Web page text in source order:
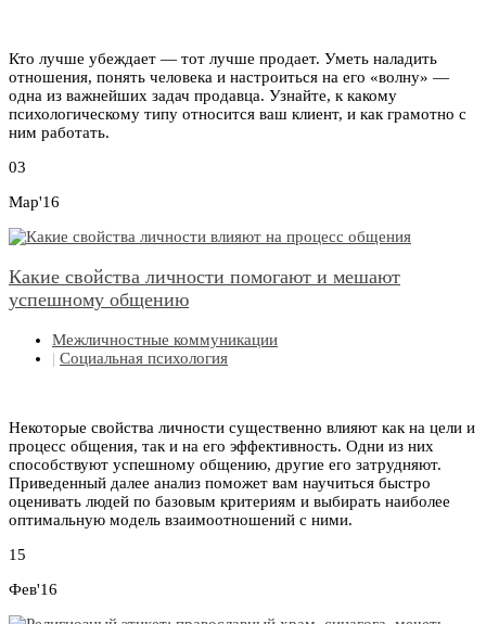
Кто лучше убеждает — тот лучше продает. Уметь наладить
отношения, понять человека и настроиться на его «волну» —
одна из важнейших задач продавца. Узнайте, к какому
психологическому типу относится ваш клиент, и как грамотно с
ним работать.
03
Мар'16
Какие свойства личности помогают и мешают
успешному общению
Межличностные коммуникации
| Социальная психология
Некоторые свойства личности существенно влияют как на цели и
процесс общения, так и на его эффективность. Одни из них
способствуют успешному общению, другие его затрудняют.
Приведенный далее анализ поможет вам научиться быстро
оценивать людей по базовым критериям и выбирать наиболее
оптимальную модель взаимоотношений с ними.
15
Фев'16